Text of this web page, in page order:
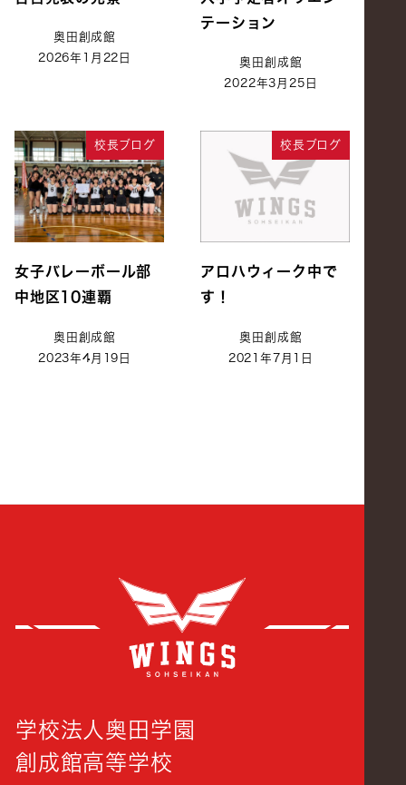
奥田創成館
2026年1月22日
テーション
奥田創成館
2022年3月25日
校長ブログ
女子バレーボール部
中地区10連覇
奥田創成館
2023年4月19日
校長ブログ
アロハウィーク中で
す！
奥田創成館
2021年7月1日
学校法人奥田学園
創成館高等学校